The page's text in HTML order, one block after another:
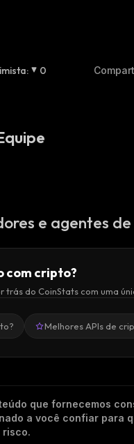
: 0
e agentes
com cripto?
trás do CoinStats com uma
Melhores APIs de
que fornecemos
a você confiar para
risco.